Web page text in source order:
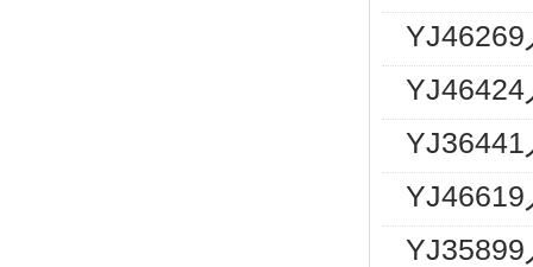
YJ46269
YJ46424
YJ36441
YJ46619
YJ35899